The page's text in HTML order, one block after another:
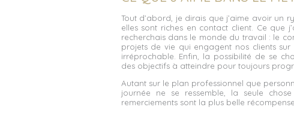
Tout d’abord, je dirais que j’aime avoir un
elles sont riches en contact client. Ce que
recherchais dans le monde du travail : le
projets de vie qui engagent nos clients
irréprochable. Enfin, la possibilité de se
des objectifs à atteindre pour toujours
Autant sur le plan professionnel que
journée ne se ressemble, la seule
remerciements sont la plus belle